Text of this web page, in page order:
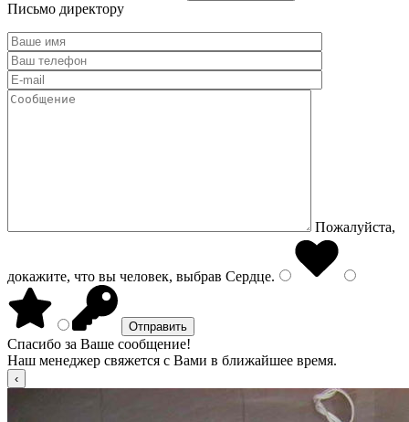
Письмо директору
Пожалуйста,
докажите, что вы человек, выбрав Сердце.
Спасибо за Ваше сообщение!
Наш менеджер свяжется с Вами в ближайшее время.